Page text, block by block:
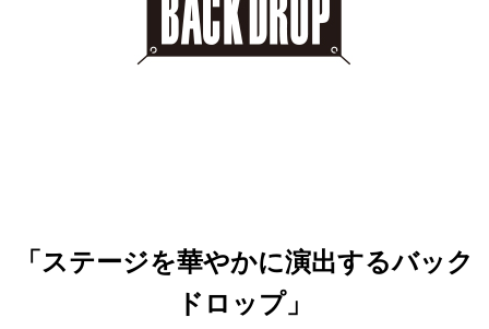
「ステージを華やかに演出するバック
ドロップ」